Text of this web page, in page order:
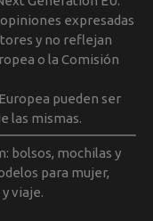
expresadas
y no reflejan
o la Comisión
pueden ser
las mismas.
bolsos, mochilas y
para mujer,
viaje.